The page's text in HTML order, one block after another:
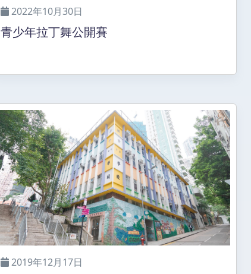
2022年10月30日
青少年拉丁舞公開賽
2019年12月17日